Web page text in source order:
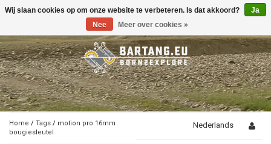
Toggle
Home / Tags / motion pro 16mm
bougiesleutel
Nederlands
Wij slaan cookies op om onze website te verbeteren. Is dat akkoord?
Ja
Nee
Meer over cookies »